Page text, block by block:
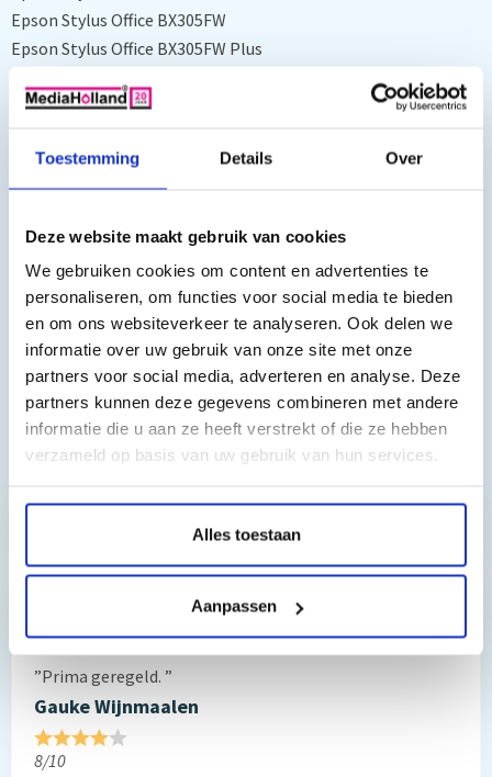
Toestemming Details Over
Deze website maakt gebruik van cookies
We gebruiken cookies om content en advertenties te
personaliseren, om functies voor social media te bieden
en om ons websiteverkeer te analyseren. Ook delen we
informatie over uw gebruik van onze site met onze
partners voor social media, adverteren en analyse. Deze
partners kunnen deze gegevens combineren met andere
informatie die u aan ze heeft verstrekt of die ze hebben
verzameld op basis van uw gebruik van hun services.
Alles toestaan
Aanpassen
Epson Stylus Office BX305FW
Epson Stylus Office BX305FW Plus
Epson Stylus SX125
Epson Stylus SX230
Epson Stylus SX235W
Epson Stylus SX425W
Epson Stylus SX430W
Epson Stylus SX435W
Epson Stylus SX440W
Epson Stylus SX445W
Toch nog een vraag?
Hebt u vragen bij het artikel?
Reviews van klanten…
”Prima geregeld. ”
Gauke Wijnmaalen
8/10